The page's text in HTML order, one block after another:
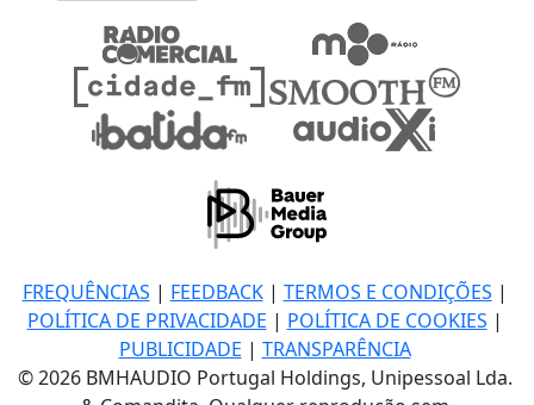
FREQUÊNCIAS | FEEDBACK| TERMOS E CONDIÇÕES |
POLÍTICA DE PRIVACIDADE | POLÍTICA DE COOKIES |
PUBLICIDADE | TRANSPARÊNCIA
© 2026 BMHAUDIO Portugal Holdings, Unipessoal Lda.